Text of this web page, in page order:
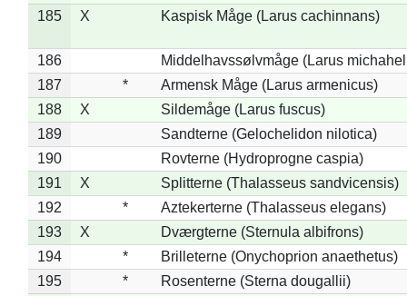
185
X Kaspisk Måge (Larus cachinnans)
186
Middelhavssølvmåge (Larus
187
*
Armensk Måge (Larus armenicus)
188
X
Sildemåge (Larus fuscus)
189
Sandterne (Gelochelidon nilotica)
190
Rovterne (Hydroprogne caspia)
191
X
Splitterne (Thalasseus sandvicensis)
192
*
Aztekerterne (Thalasseus elegans)
193
X
Dværgterne (Sternula albifrons)
194
*
Brilleterne (Onychoprion anaethetus)
195
*
Rosenterne (Sterna dougallii)